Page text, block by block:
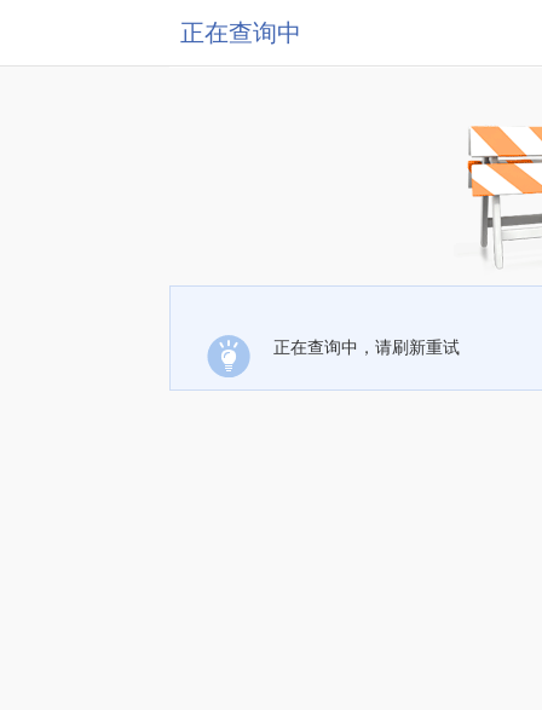
正在查询中
正在查询中，请刷新重试